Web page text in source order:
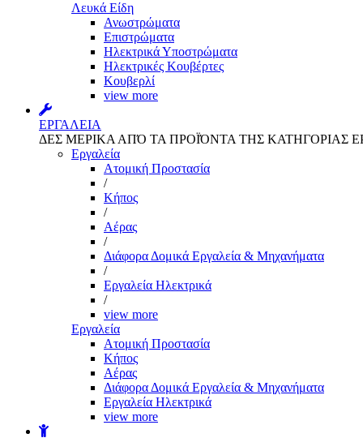
Λευκά Είδη
Ανωστρώματα
Επιστρώματα
Ηλεκτρικά Υποστρώματα
Ηλεκτρικές Κουβέρτες
Κουβερλί
view more
ΕΡΓΑΛΕΙΑ
ΔΕΣ ΜΕΡΙΚΑ ΑΠΌ ΤΑ ΠΡΟΪΌΝΤΑ ΤΗΣ ΚΑΤΗΓΟΡΙΑΣ
Εργαλεία
Aτομική Προστασία
/
Kήπος
/
Αέρας
/
Διάφορα Δομικά Εργαλεία & Μηχανήματα
/
Εργαλεία Ηλεκτρικά
/
view more
Εργαλεία
Aτομική Προστασία
Kήπος
Αέρας
Διάφορα Δομικά Εργαλεία & Μηχανήματα
Εργαλεία Ηλεκτρικά
view more